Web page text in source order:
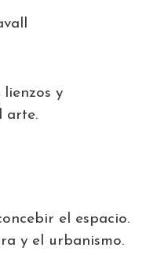
y
arte.
el espacio.
y el urbanismo.